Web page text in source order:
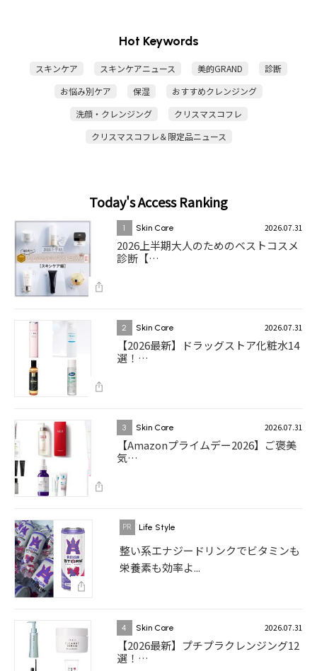
Hot Keywords
スキンケア スキンケアニュース 美的GRAND
診断
お悩み別ケア
保湿
おすすめクレンジング
洗顔・クレンジング
クリスマスコフレ
クリスマスコフレ＆限定品ニュース
Today's Access Ranking
1 Skin Care 2026.07.31
2026上半期大人のためのベストコスメ
診断【…
2 Skin Care 2026.07.31
【2026最新】ドラッグストア化粧水14
選！…
3 Skin Care 2026.07.31
【Amazonプライムデー2026】ご褒美
気…
Life Style
整い系エナジードリンクでビタミンも
栄養素も効率よ...
4 Skin Care 2026.07.31
【2026最新】プチプラクレンジング12
選！…